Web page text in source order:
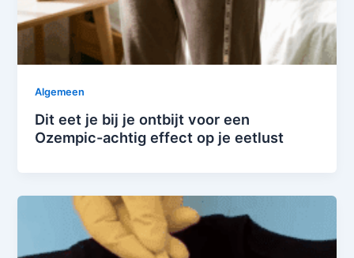
Algemeen
Dit eet je bij je ontbijt voor een
Ozempic-achtig effect op je eetlust